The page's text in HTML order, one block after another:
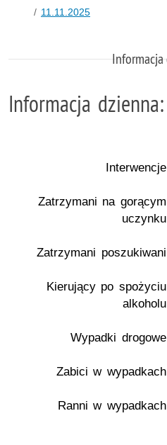
11.11.2025
Informacja
Informacja
Interwencje
Zatrzymani na gorącym
uczynku
Zatrzymani poszukiwani
Kierujący po spożyciu
alkoholu
Wypadki drogowe
Zabici w wypadkach
Ranni w wypadkach